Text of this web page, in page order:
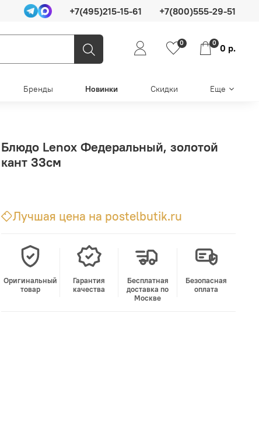
+7(495)215-15-61 +7(800)555-29-51
0 0 0 р.
Бренды Новинки Скидки Еще
Блюдо Lenox Федеральный, золотой
кант 33см
Лучшая цена на postelbutik.ru
Оригинальный
товар
Гарантия
качества
Бесплатная
доставка по
Москве
Безопасная
оплата